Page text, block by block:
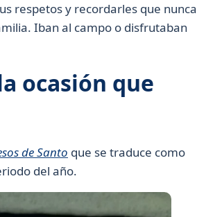
respetos y recordarles que nunca
Iban al campo o disfrutaban
ocasión que
de Santo que se traduce como
del año.